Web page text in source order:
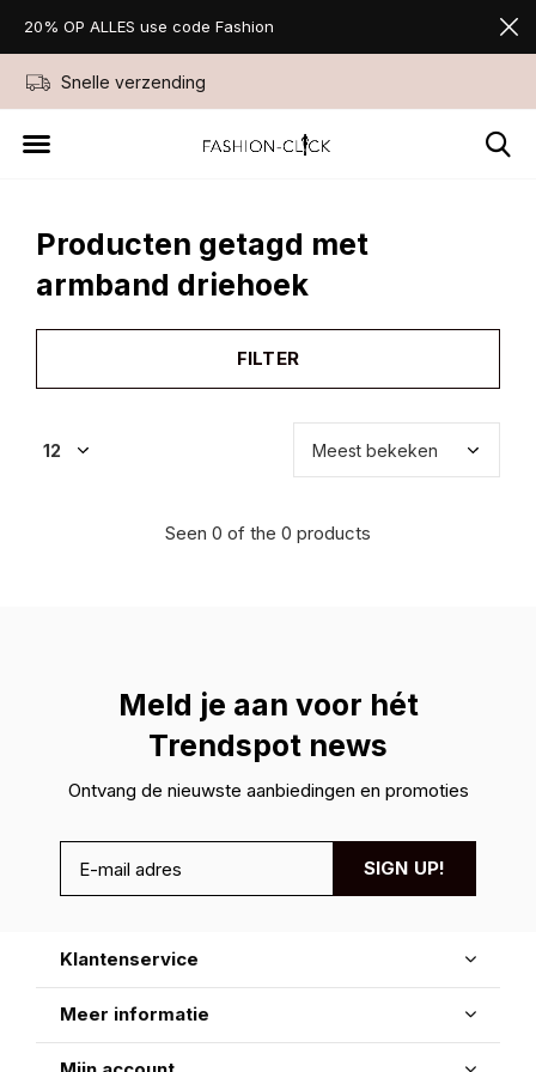
Snelle verzending
20% OP ALLES use code Fashion
Producten getagd met
armband driehoek
FILTER
Seen 0 of the 0 products
Meld je aan voor hét
Trendspot news
Ontvang de nieuwste aanbiedingen en promoties
SIGN UP!
Klantenservice
Meer informatie